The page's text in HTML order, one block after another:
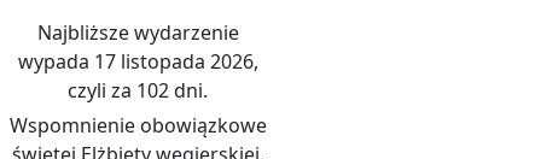
Najbliższe wydarzenie
wypada 17 listopada 2026,
czyli za 102 dni.
Wspomnienie obowiązkowe